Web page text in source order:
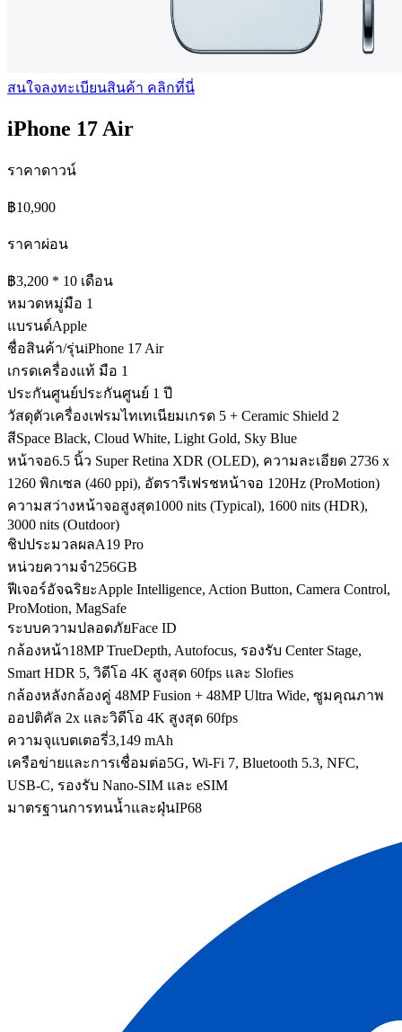
สนใจลงทะเบียนสินค้า คลิกที่นี่
iPhone 17 Air
ราคาดาวน์
฿10,900
ราคาผ่อน
฿3,200 * 10 เดือน
หมวดหมู่มือ 1
แบรนด์Apple
ชื่อสินค้า/รุ่นiPhone 17 Air
เกรดเครื่องแท้ มือ 1
ประกันศูนย์ประกันศูนย์ 1 ปี
วัสดุตัวเครื่องเฟรมไทเทเนียมเกรด 5 + Ceramic Shield 2
สีSpace Black, Cloud White, Light Gold, Sky Blue
หน้าจอ6.5 นิ้ว Super Retina XDR (OLED), ความละเอียด 2736 x
1260 พิกเซล (460 ppi), อัตรารีเฟรชหน้าจอ 120Hz (ProMotion)
ความสว่างหน้าจอสูงสุด1000 nits (Typical), 1600 nits (HDR),
3000 nits (Outdoor)
ชิปประมวลผลA19 Pro
หน่วยความจำ256GB
ฟีเจอร์อัจฉริยะApple Intelligence, Action Button, Camera Control,
ProMotion, MagSafe
ระบบความปลอดภัยFace ID
กล้องหน้า18MP TrueDepth, Autofocus, รองรับ Center Stage,
Smart HDR 5, วิดีโอ 4K สูงสุด 60fps และ Slofies
กล้องหลังกล้องคู่ 48MP Fusion + 48MP Ultra Wide, ซูมคุณภาพ
ออปติคัล 2x และวิดีโอ 4K สูงสุด 60fps
ความจุแบตเตอรี่3,149 mAh
เครือข่ายและการเชื่อมต่อ5G, Wi-Fi 7, Bluetooth 5.3, NFC,
USB-C, รองรับ Nano-SIM และ eSIM
มาตรฐานการทนน้ำและฝุ่นIP68